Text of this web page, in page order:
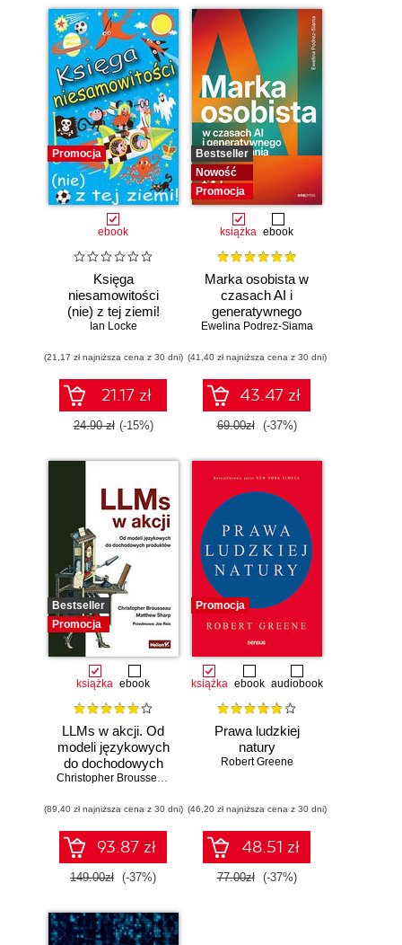
Promocja
ebook
Księga
niesamowitości
(nie) z tej ziemi!
Księga faktów
niezwykłych
Ian Locke
(21,17 zł najniższa cena z 30 dni)
21.17 zł
24.90 zł (-15%)
Bestseller
Nowość
Promocja
książka ebook
Marka osobista w
czasach AI i
generatywnego
wyszukiwania
Ewelina Podrez-Siama
(41,40 zł najniższa cena z 30 dni)
43.47 zł
69.00zł (-37%)
Bestseller
Promocja
książka ebook
LLMs w akcji. Od
modeli językowych
do dochodowych
produktów
Christopher Brousseau
(89,40 zł najniższa cena z 30 dni)
93.87 zł
149.00zł (-37%)
Promocja
książka ebook audiobook
Prawa ludzkiej
natury
Robert Greene
(46,20 zł najniższa cena z 30 dni)
48.51 zł
77.00zł (-37%)